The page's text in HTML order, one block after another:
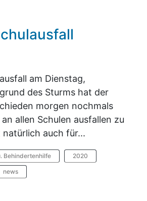
am Dienstag,
des Sturms hat der
morgen nochmals
allen Schulen ausfallen zu
natürlich auch für...
Behindertenhilfe 2020
news